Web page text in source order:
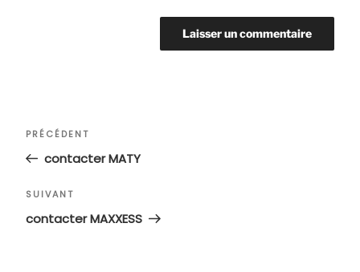
Navigation
l’article
Article
précédent
PRÉCÉDENT
contacter MATY
Article
suivant
SUIVANT
contacter MAXXESS